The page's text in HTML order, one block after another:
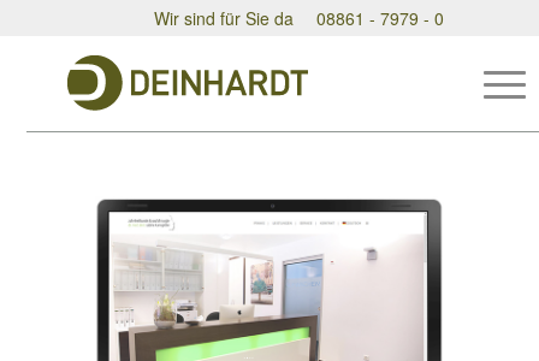
Wir sind für Sie da 08861 - 7979 - 0